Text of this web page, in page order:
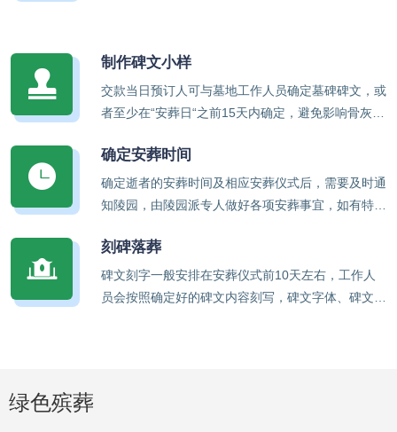
保留。
制作碑文小样
交款当日预订人可与墓地工作人员确定墓碑碑文，或
者至少在“安葬日“之前15天内确定，避免影响骨灰安
迹清楚准确，以防出现疏漏或错误。
确定安葬时间
确定逝者的安葬时间及相应安葬仪式后，需要及时通
知陵园，由陵园派专人做好各项安葬事宜，如有特殊
品。
刻碑落葬
碑文刻字一般安排在安葬仪式前10天左右，工作人
员会按照确定好的碑文内容刻写，碑文字体、碑文大
绿色殡葬